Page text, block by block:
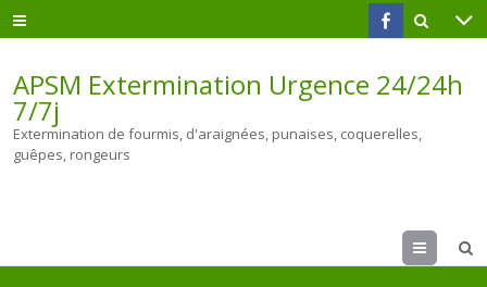
APSM Extermination Urgence 24/24h
7/7j
Extermination de fourmis, d'araignées, punaises, coquerelles,
guêpes, rongeurs
Menu